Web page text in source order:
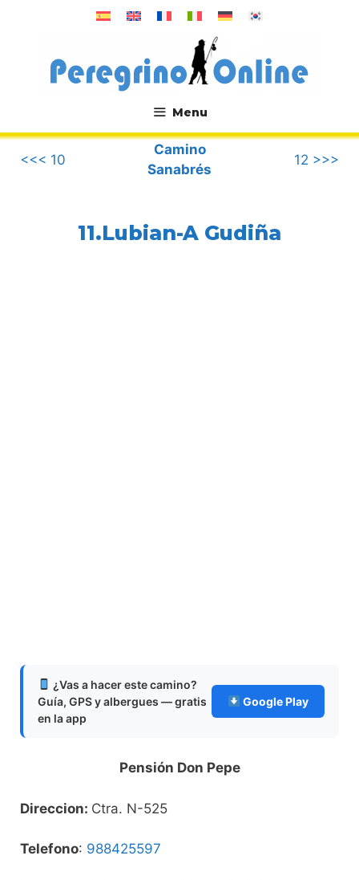
Menu
.
<<< 10
Camino
Sanabrés
12 >>>
11.Lubian-A Gudiña
¿Vas a hacer este camino?
Guía, GPS y albergues — gratis
en la app
Google Play
Pensión Don Pepe
Direccion: Ctra. N-525
Telefono: 988425597